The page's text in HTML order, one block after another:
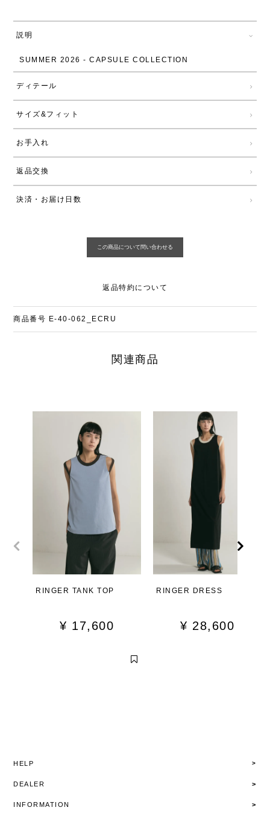
説明
SUMMER 2026 - CAPSULE COLLECTION
ディテール
サイズ&フィット
お手入れ
返品交換
決済・お届け日数
返品特約について
商品番号 E-40-062_ECRU
関連商品
RINGER TANK TOP
¥ 17,600
RINGER DRESS
¥ 28,600
HELP
DEALER
INFORMATION